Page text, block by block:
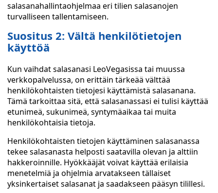
salasanahallintaohjelmaa eri tilien salasanojen
turvalliseen tallentamiseen.
Suositus 2: Vältä henkilötietojen
käyttöä
Kun vaihdat salasanasi LeoVegasissa tai muussa
verkkopalvelussa, on erittäin tärkeää välttää
henkilökohtaisten tietojesi käyttämistä salasanana.
Tämä tarkoittaa sitä, että salasanassasi ei tulisi käyttää
etunimeä, sukunimeä, syntymäaikaa tai muita
henkilökohtaisia tietoja.
Henkilökohtaisten tietojen käyttäminen salasanassa
tekee salasanasta helposti saatavilla olevan ja alttiin
hakkeroinnille. Hyökkääjät voivat käyttää erilaisia
menetelmiä ja ohjelmia arvatakseen tällaiset
yksinkertaiset salasanat ja saadakseen pääsyn tilillesi.